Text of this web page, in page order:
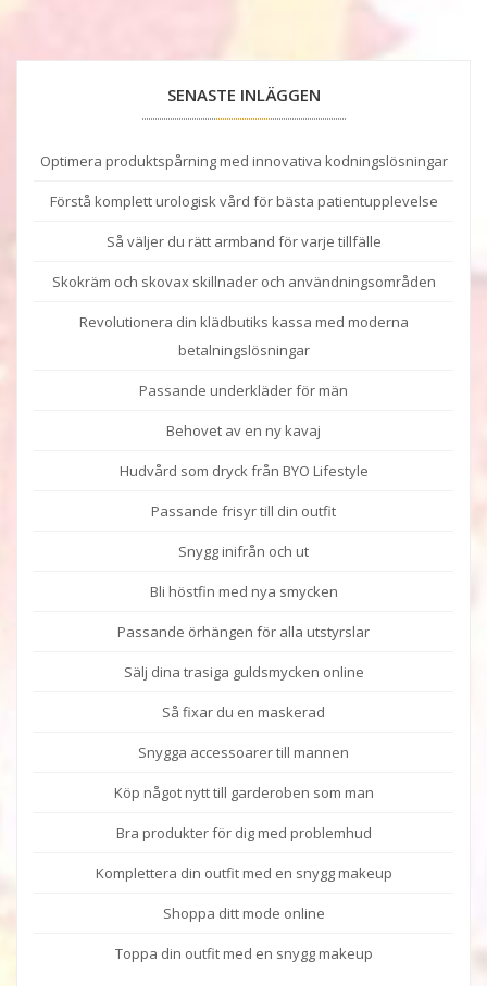
SENASTE INLÄGGEN
Optimera produktspårning med innovativa kodningslösningar
Förstå komplett urologisk vård för bästa patientupplevelse
Så väljer du rätt armband för varje tillfälle
Skokräm och skovax skillnader och användningsområden
Revolutionera din klädbutiks kassa med moderna
betalningslösningar
Passande underkläder för män
Behovet av en ny kavaj
Hudvård som dryck från BYO Lifestyle
Passande frisyr till din outfit
Snygg inifrån och ut
Bli höstfin med nya smycken
Passande örhängen för alla utstyrslar
Sälj dina trasiga guldsmycken online
Så fixar du en maskerad
Snygga accessoarer till mannen
Köp något nytt till garderoben som man
Bra produkter för dig med problemhud
Komplettera din outfit med en snygg makeup
Shoppa ditt mode online
Toppa din outfit med en snygg makeup